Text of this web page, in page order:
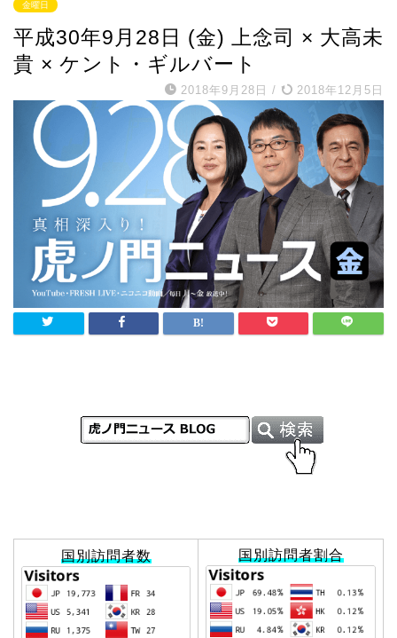
金曜日
平成30年9月28日 (金) 上念司 × 大高未
貴 × ケント・ギルバート
2018年9月28日 / 2018年12月5日
国別訪問者数 国別訪問者割合